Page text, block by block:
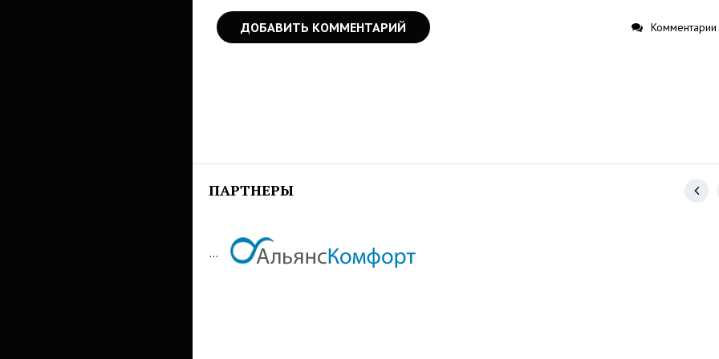
ДОБАВИТЬ КОММЕНТАРИЙ Комментарии
ПАРТНЕРЫ
...